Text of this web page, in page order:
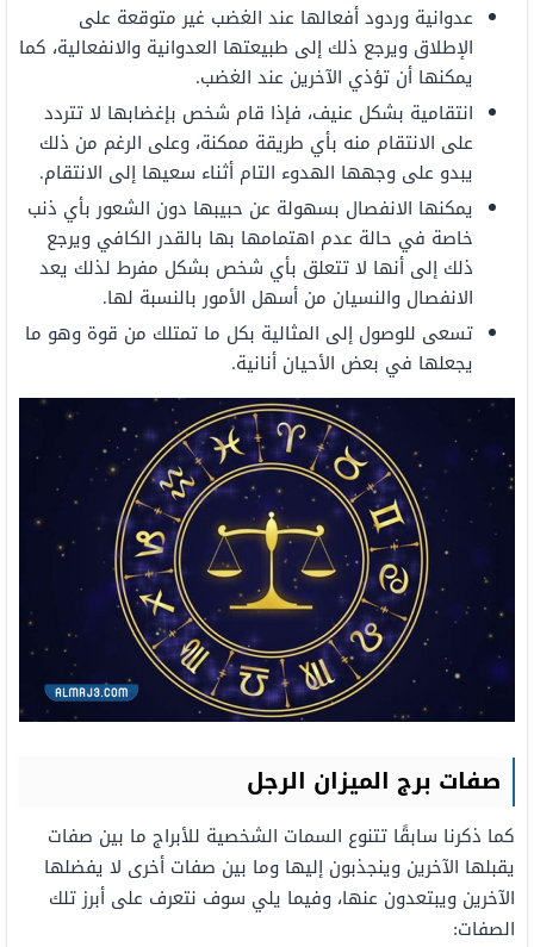
عدوانية وردود أفعالها عند الغضب غير متوقعة على
الإطلاق ويرجع ذلك إلى طبيعتها العدوانية والانفعالية، كما
يمكنها أن تؤذي الآخرين عند الغضب.
انتقامية بشكل عنيف، فإذا قام شخص بإغضابها لا تتردد
على الانتقام منه بأي طريقة ممكنة، وعلى الرغم من ذلك
يبدو على وجهها الهدوء التام أثناء سعيها إلى الانتقام.
يمكنها الانفصال بسهولة عن حبيبها دون الشعور بأي ذنب
خاصة في حالة عدم اهتمامها بها بالقدر الكافي ويرجع
ذلك إلى أنها لا تتعلق بأي شخص بشكل مفرط لذلك يعد
الانفصال والنسيان من أسهل الأمور بالنسبة لها.
تسعى للوصول إلى المثالية بكل ما تمتلك من قوة وهو ما
يجعلها في بعض الأحيان أنانية.
صفات برج الميزان الرجل
كما ذكرنا سابقًا تتنوع السمات الشخصية للأبراج ما بين صفات
يقبلها الآخرين وينجذبون إليها وما بين صفات أخرى لا يفضلها
الآخرين ويبتعدون عنها، وفيما يلي سوف نتعرف على أبرز تلك
الصفات: